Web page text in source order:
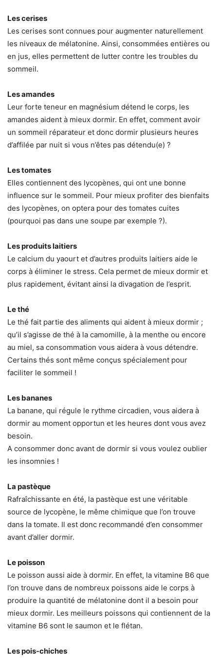
Les cerises
Les cerises sont connues pour augmenter naturellement
les niveaux de mélatonine. Ainsi, consommées entières ou
en jus, elles permettent de lutter contre les troubles du
sommeil.
Les amandes
Leur forte teneur en magnésium détend le corps, les
amandes aident à mieux dormir. En effet, comment avoir
un sommeil réparateur et donc dormir plusieurs heures
d’affilée par nuit si vous n’êtes pas détendu(e) ?
Les tomates
Elles contiennent des lycopènes, qui ont une bonne
influence sur le sommeil. Pour mieux profiter des bienfaits
des lycopènes, on optera pour des tomates cuites
(pourquoi pas dans une soupe par exemple ?).
Les produits laitiers
Le calcium du yaourt et d’autres produits laitiers aide le
corps à éliminer le stress. Cela permet de mieux dormir et
plus rapidement, évitant ainsi la divagation de l’esprit.
Le thé
Le thé fait partie des aliments qui aident à mieux dormir ;
qu’il s’agisse de thé à la camomille, à la menthe ou encore
au miel, sa consommation vous aidera à vous détendre.
Certains thés sont même conçus spécialement pour
faciliter le sommeil !
Les bananes
La banane, qui régule le rythme circadien, vous aidera à
dormir au moment opportun et les heures dont vous avez
besoin.
A consommer donc avant de dormir si vous voulez oublier
les insomnies !
La pastèque
Rafraîchissante en été, la pastèque est une véritable
source de lycopène, le même chimique que l’on trouve
dans la tomate. Il est donc recommandé d’en consommer
avant d’aller dormir.
Le poisson
Le poisson aussi aide à dormir. En effet, la vitamine B6 que
l’on trouve dans de nombreux poissons aide le corps à
produire la quantité de mélatonine dont il a besoin pour
mieux dormir. Les meilleurs poissons qui contiennent de la
vitamine B6 sont le saumon et le flétan.
Les pois-chiches